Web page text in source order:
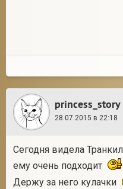
princess_story
28.07.2015 в 22:18
Сегодня видела
ему очень подходит
Держу за него кулачки